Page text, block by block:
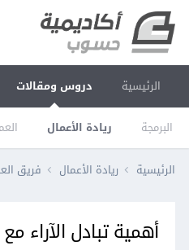
الرئيسية دروس ومقالات
البرمجة ريادة الأعمال
الرئيسية ريادة الأعمال فريق
أهمية تبادل الآراء